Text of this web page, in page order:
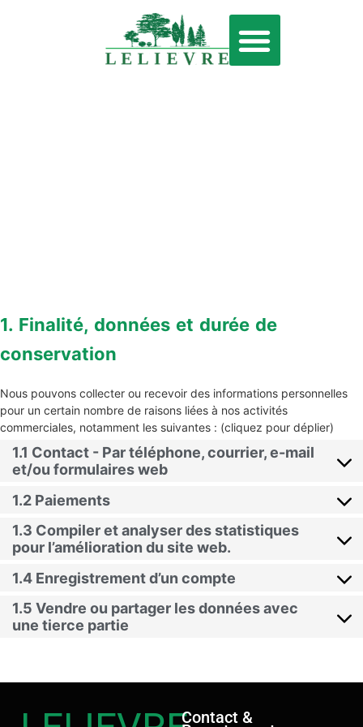
1. Finalité, données et durée de
conservation
Nous pouvons collecter ou recevoir des informations personnelles
pour un certain nombre de raisons liées à nos activités
commerciales, notamment les suivantes : (cliquez pour déplier)
1.1 Contact - Par téléphone, courrier, e-mail
et/ou formulaires web
1.2 Paiements
1.3 Compiler et analyser des statistiques
pour l’amélioration du site web.
1.4 Enregistrement d’un compte
1.5 Vendre ou partager les données avec
une tierce partie
Contact &